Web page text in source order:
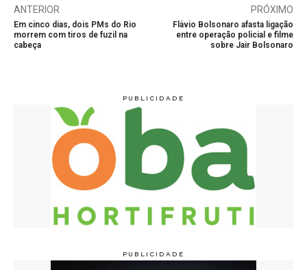
ANTERIOR
Em cinco dias, dois PMs do Rio
morrem com tiros de fuzil na
cabeça
PRÓXIMO
Flávio Bolsonaro afasta ligação
entre operação policial e filme
sobre Jair Bolsonaro